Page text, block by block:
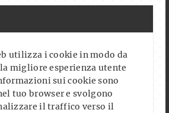
utilizza i cookie in modo da
migliore esperienza utente
sui cookie sono
tuo browser e svolgono
il traffico verso il
US ON FACEBOOK